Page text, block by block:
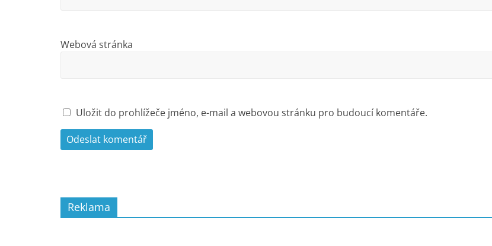
Webová stránka
Uložit do prohlížeče jméno, e-mail a webovou stránku pro budoucí komentáře.
Reklama